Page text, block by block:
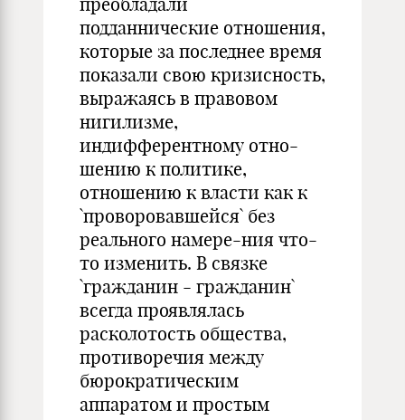
подданнические отношения,
которые за последнее время
показали свою кризисность,
выражаясь в правовом
нигилизме,
индифферентному отно-
шению к политике,
отношению к власти как к
`проворовавшейся` без
реального намере-ния что-
то изменить. В связке
`гражданин - гражданин`
всегда проявлялась
расколотость общества,
противоречия между
бюрократическим
аппаратом и простым